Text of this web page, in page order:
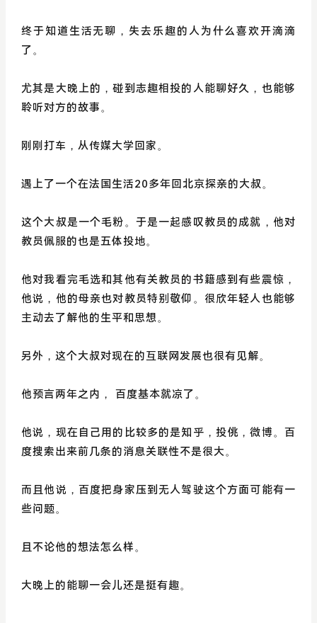
终于知道生活无聊，失去乐趣的人为什么喜欢开滴滴
了。
尤其是大晚上的，碰到志趣相投的人能聊好久，也能够
聆听对方的故事。
刚刚打车，从传媒大学回家。
遇上了一个在法国生活20多年回北京探亲的大叔。
这个大叔是一个毛粉。于是一起感叹教员的成就，他对
教员佩服的也是五体投地。
他对我看完毛选和其他有关教员的书籍感到有些震惊，
他说，他的母亲也对教员特别敬仰。很欣年轻人也能够
主动去了解他的生平和思想。
另外，这个大叔对现在的互联网发展也很有见解。
他预言两年之内， 百度基本就凉了。
他说，现在自己用的比较多的是知乎，投佻，微博。百
度搜索出来前几条的消息关联性不是很大。
而且他说，百度把身家压到无人驾驶这个方面可能有一
些问题。
且不论他的想法怎么样。
大晚上的能聊一会儿还是挺有趣。